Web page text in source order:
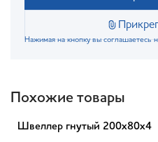
Нажимая на кнопку вы соглашаетесь
Похожие товары
Швеллер гнутый 200х80х4